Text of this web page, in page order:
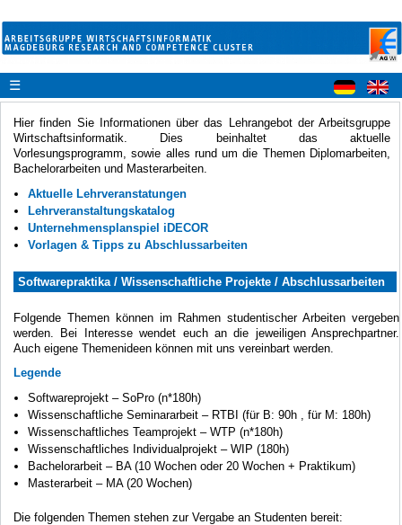
☰
Hier finden Sie Informationen über das Lehrangebot der Arbeitsgruppe
Wirtschaftsinformatik. Dies beinhaltet das aktuelle
Vorlesungsprogramm, sowie alles rund um die Themen Diplomarbeiten,
Bachelorarbeiten und Masterarbeiten.
Aktuelle Lehrveranstatungen
Lehrveranstaltungskatalog
Unternehmensplanspiel iDECOR
Vorlagen & Tipps zu Abschlussarbeiten
Softwarepraktika / Wissenschaftliche Projekte / Abschlussarbeiten
Folgende Themen können im Rahmen studentischer Arbeiten vergeben
werden. Bei Interesse wendet euch an die jeweiligen Ansprechpartner.
Auch eigene Themenideen können mit uns vereinbart werden.
Legende
Softwareprojekt – SoPro (n*180h)
Wissenschaftliche Seminararbeit – RTBI (für B: 90h , für M: 180h)
Wissenschaftliches Teamprojekt – WTP (n*180h)
Wissenschaftliches Individualprojekt – WIP (180h)
Bachelorarbeit – BA (10 Wochen oder 20 Wochen + Praktikum)
Masterarbeit – MA (20 Wochen)
Die folgenden Themen stehen zur Vergabe an Studenten bereit: